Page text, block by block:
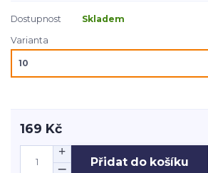
Dostupnost
Skladem
Varianta
169 Kč
Přidat do košíku